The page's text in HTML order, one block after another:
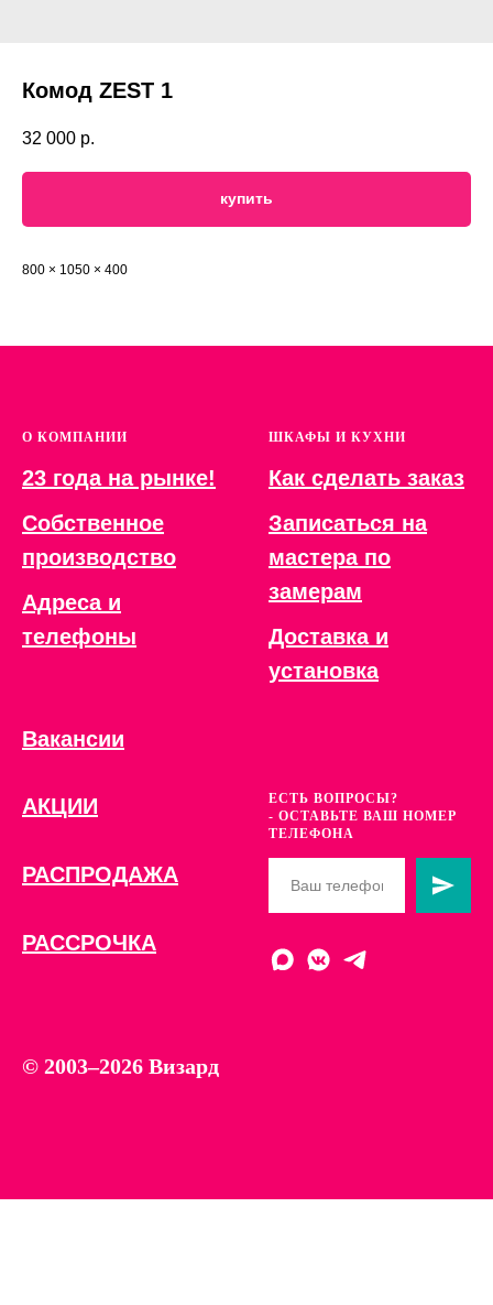
Комод ZEST 1
32 000 р.
купить
800 × 1050 × 400
О КОМПАНИИ
23 года на рынке!
Собственное
производство
Адреса и
телефоны
Вакансии
ШКАФЫ И КУХНИ
Как сделать заказ
Записаться на
мастера по
замерам
Доставка и
установка
АКЦИИ
РАСПРОДАЖА
РАССРОЧКА
ЕСТЬ ВОПРОСЫ?
- ОСТАВЬТЕ ВАШ НОМЕР
ТЕЛЕФОНА
© 2003–2026 Визард